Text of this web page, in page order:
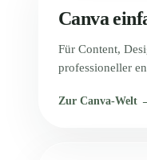
Canva
Für Content,
professioneller
Zur Canva-Welt